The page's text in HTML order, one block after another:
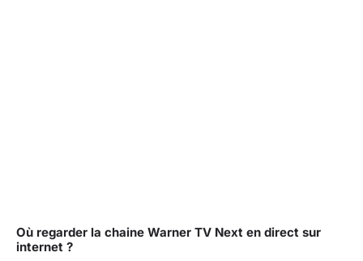
Où regarder la chaine Warner TV Next en direct sur
internet ?